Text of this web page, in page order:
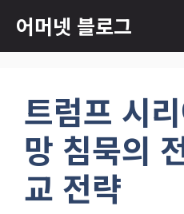
츠
어머넷 블로그
트럼프 시
망 침묵의
교 전략